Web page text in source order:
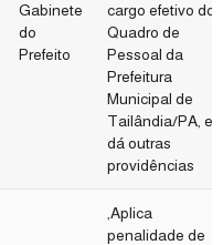
Gabinete
do
Prefeito
cargo efetivo do
Quadro de
Pessoal da
Prefeitura
Municipal de
Tailândia/PA, e
dá outras
providências
,Aplica
penalidade de